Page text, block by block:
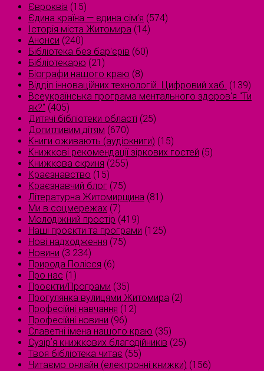
Євроквіз (15)
Єдина країна — єдина сім’я (574)
Історія міста Житомира (14)
Анонси (240)
Бібліотека без бар'єрів (60)
Бібліотекарю (21)
Біографи нашого краю (8)
Відділ інноваційних технологій. Цифровий хаб. (139)
Всеукраїнська програма ментального здоров'я "Ти
як?" (405)
Дитячі бібліотеки області (25)
Допитливим дітям (670)
Книги оживають (аудіокниги) (15)
Книжкові рекомендації зіркових гостей (5)
Книжкова скриня (255)
Краєзнавство (15)
Краєзнавчий блог (75)
Літературна Житомирщина (81)
Ми в соцмережах (7)
Молодіжний простір (419)
Наші проєкти та програми (125)
Нові надходження (75)
Новини (3 234)
Природа Полісся (6)
Про нас (1)
Проєкти/Програми (35)
Прогулянка вулицями Житомира (2)
Професійні навчання (12)
Професійні новини (96)
Славетні імена нашого краю (35)
Сузірʼя книжкових благодійників (25)
Твоя бібліотека читає (55)
Читаємо онлайн (електронні книжки) (156)